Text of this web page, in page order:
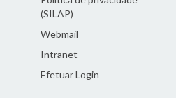
(SILAP)
Webmail
Intranet
Efetuar Login